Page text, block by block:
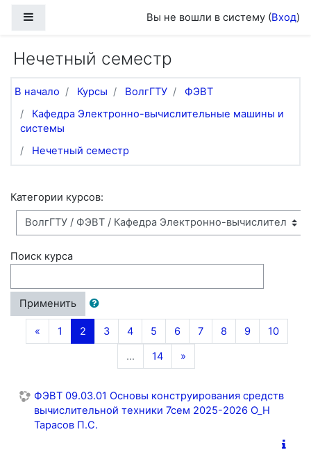
Вы не вошли в систему (Вход)
Нечетный семестр
В начало Курсы ВолгГТУ
ФЭВТ
Кафедра Электронно-вычислительные машины и
системы
Нечетный семестр
Категории курсов:
Поиск курса
Применить
«Назад
1 2(текущая)
3 4 5 6 7 8 9
10
…
14 »
ФЭВТ 09.03.01 Основы конструирования средств
вычислительной техники 7сем 2025-2026 О_Н
Тарасов П.С.